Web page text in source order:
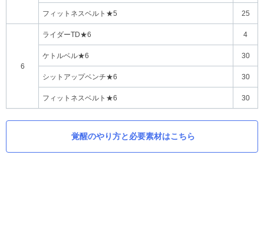
フィットネスベルト★5 25
6
ライダーTD★6 4
ケトルベル★6 30
シットアップベンチ★6 30
フィットネスベルト★6 30
覚醒のやり方と必要素材はこちら